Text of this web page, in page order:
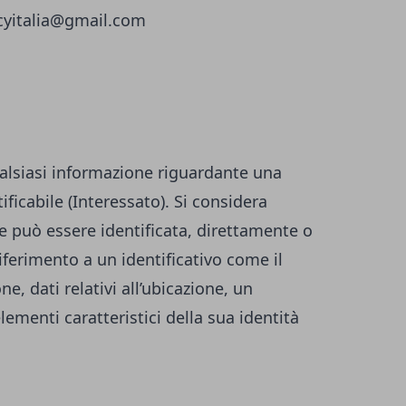
informazione riguardante una
(Interessato). Si considera
può essere identificata, direttamente o
a un identificativo come il
dati relativi all’ubicazione, un
caratteristici della sua identità